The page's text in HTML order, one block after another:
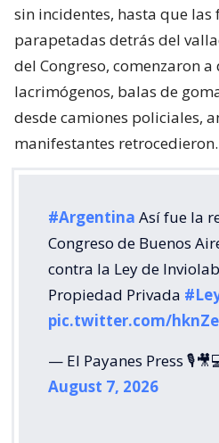
sin incidentes, hasta que
parapetadas detrás del
del Congreso, comenzaron
lacrimógenos, balas de
desde camiones policiales,
manifestantes retrocedieron.
#Argentina Así fue la
Congreso de Buenos
contra la Ley de
Propiedad Privada
pic.twitter.com/
— El Payanes Press
August 7, 2026